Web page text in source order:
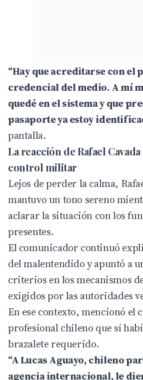
“Hay que acreditarse con el
credencial del medio. A mí
quedé en el sistema y que
pasaporte ya estoy
pantalla.
La reacción de Rafael
control militar
Lejos de perder la calma,
mantuvo un tono sereno
aclarar la situación con los
presentes.
El comunicador continuó
del malentendido y apuntó a
criterios en los mecanismos
exigidos por las autoridades
En ese contexto, mencionó el
profesional chileno que sí
brazalete requerido.
“A Lucas Aguayo, chileno
agencia internacional, le